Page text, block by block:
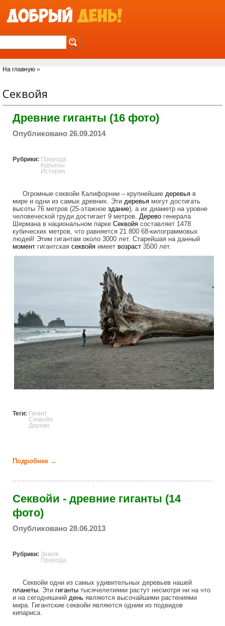
Вы здесь
На главную »
Секвойя
Древние гиганты (16 фото)
Опубликовано 26.09.2014
Рубрики: Природа
Курьёзы
История
Огромные секвойи Калифорнии – крупнейшие деревья в
мире и одни из самых древних. Эти деревья могут достигать
высоты 76 метров (25-этажное здание), а их диаметр на уровне
человеческой груди достигает 9 метров. Дерево генерала
Шермана в национальном парке Секвойя составляет 1478
кубических метров, что равняется 21 800 68-килограммовых
людей! Этим гигантам около 3000 лет. Старейшая на данный
момент гигантская секвойя имеет возраст 3500 лет.
ancient_giants.jpg
Теги: Гигант
Секвойя
Дерево
Подробнее →
Секвойи - древние гиганты (14
фото)
Опубликовано 28.06.2013
Рубрики: Земля
Природа
Секвойи одни из самых удивительных деревьев нашей
планеты. Эти гиганты тысячелетиями растут несмотря ни на что
и на сегодняшний день являются высочайшими растениями
мира. Гигантские секвойи являются одним из подвидов
кипариса.